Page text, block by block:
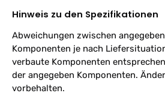
Hinweis zu den Spezifikationen
Abweichungen zwischen
Komponenten je nach
verbaute Komponenten
der angegeben Komponenten.
vorbehalten.